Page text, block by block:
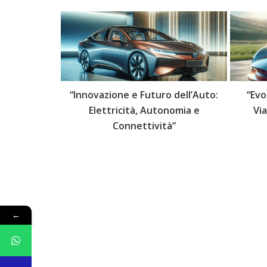
“Innovazione e Futuro dell’Auto:
Elettricità, Autonomia e
Connettività”
←